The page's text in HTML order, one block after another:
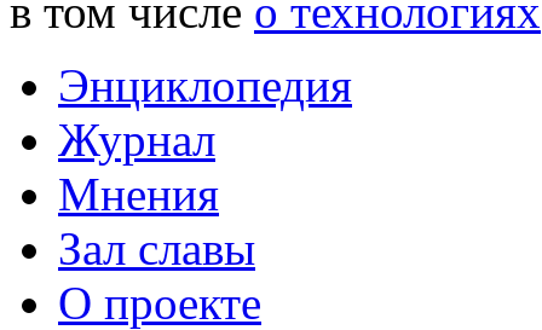
в том числе о технологиях
Энциклопедия
Журнал
Мнения
Зал славы
О проекте